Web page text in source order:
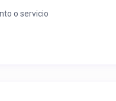
o servicio